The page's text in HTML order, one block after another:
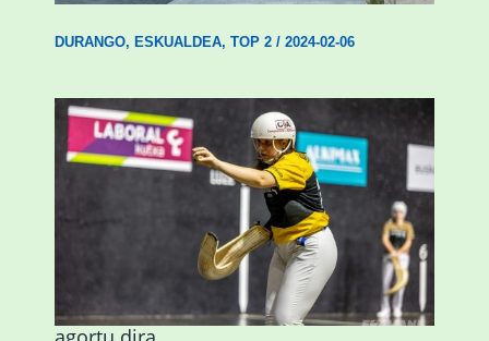
DURANGO, ESKUALDEA, TOP 2/ 2024-02-06
Astelehenean Durangon jokatuko den
emakumezkoen zesta finaleko sarrerak